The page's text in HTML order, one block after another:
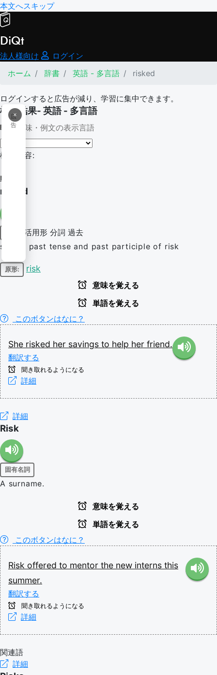
本文へスキップ
DiQt
法人様向け
ログイン
ホーム
辞書 英語 - 多言語 risked
ログインすると広告が減り、学習に集中できます。
×
広
告
検索結果- 英語 - 多言語
意味・例文の表示言語
検索内容:
risked
risked
活用形 分詞 過去
simple past tense and past participle of risk
原形: risk
意味を覚える
単語を覚える
このボタンはなに？
She risked her savings to help her friend.
翻訳する
聞き取れるようになる
詳細
詳細
Risk
固有名詞
A surname.
意味を覚える
単語を覚える
このボタンはなに？
Risk offered to mentor the new interns this
summer.
翻訳する
聞き取れるようになる
詳細
関連語
詳細